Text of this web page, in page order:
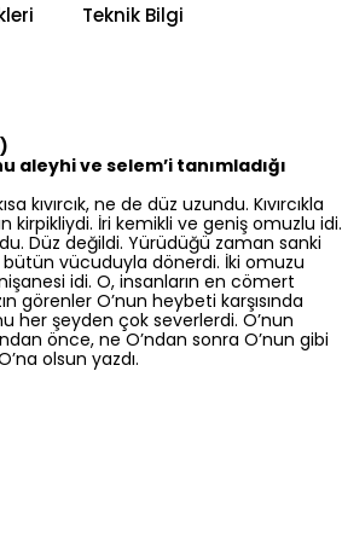
Teknik Bilgi
ve selem’i tanımladığı
ne de düz uzundu. Kıvırcıkla
kirpikliydi. İri kemikli ve geniş omuzlu idi.
Düz değildi. Yürüdüğü zaman sanki
bütün vücuduyla dönerdi. İki omuzu
idi. O, insanların en cömert
görenler O’nun heybeti karşısında
her şeyden çok severlerdi. O’nun
önce, ne O’ndan sonra O’nun gibi
olsun yazdı.